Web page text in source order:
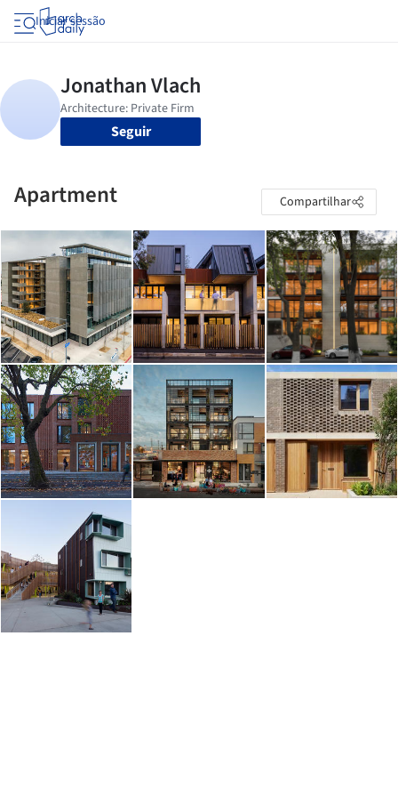
Iniciar sessão
Seguir
Apartment Compartilhar